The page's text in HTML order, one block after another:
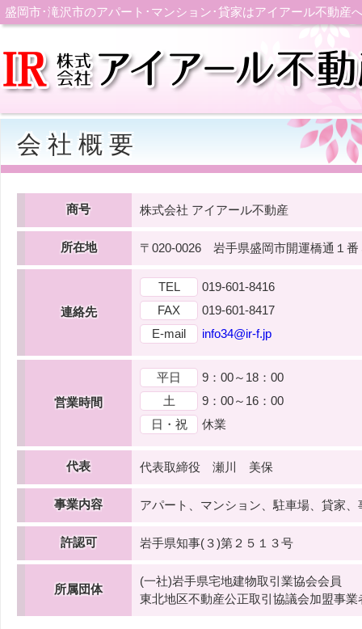
盛岡市･滝沢市のアパート･マンション･貸家はアイアール不動
会 社 概 要
商号 株式会社 アイアール不動産
所在地 〒020-0026 岩手県盛岡市開運橋通１番
連絡先
TEL
019-601-8416
FAX
019-601-8417
E-mail
info34@ir-f.jp
営業時間
平日
9：00～18：00
土
9：00～16：00
日・祝
休業
代表 代表取締役 瀬川 美保
事業内容 アパート、マンション、駐車場、貸家
許認可 岩手県知事(３)第２５１３号
所属団体
(一社)岩手県宅地建物取引業協会会員
東北地区不動産公正取引協議会加盟事業